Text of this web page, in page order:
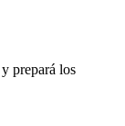
prepará los